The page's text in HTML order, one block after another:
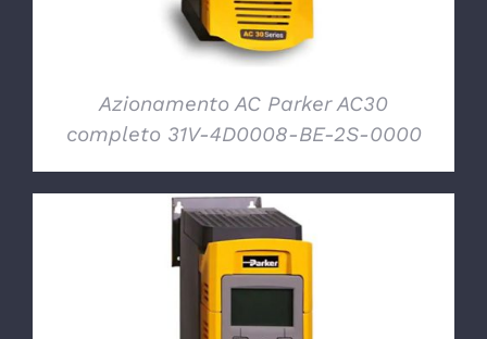
Azionamento AC Parker AC30
completo 31V-4D0008-BE-2S-0000